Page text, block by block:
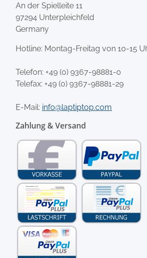
An der Spielleite 11
97294 Unterpleichfeld
Germany
Hotline: Montag-Freitag von 10-15
Telefon: +49 (0) 9367-98881-0
Telefax: +49 (0) 9367-98881-29
E-Mail: info@laptiptop.com
Zahlung & Versand